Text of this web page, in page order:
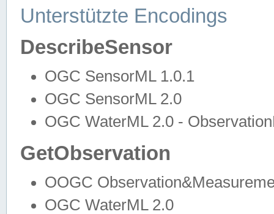
Unterstützte Encodings
DescribeSensor
OGC SensorML 1.0.1
OGC SensorML 2.0
OGC WaterML 2.0 -
GetObservation
OOGC
OGC WaterML 2.0